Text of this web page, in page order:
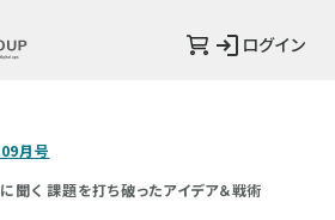
ログイン
月号
聞く 課題を打ち破ったアイデア＆戦術